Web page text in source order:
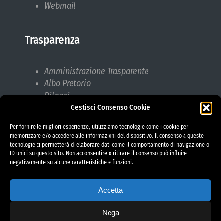
Gestisci Consenso Cookie
Per fornire le migliori esperienze, utilizziamo tecnologie come i cookie per
memorizzare e/o accedere alle informazioni del dispositivo. Il consenso a queste
tecnologie ci permetterà di elaborare dati come il comportamento di navigazione o
ID unici su questo sito. Non acconsentire o ritirare il consenso può influire
negativamente su alcune caratteristiche e funzioni.
Accetta
Nega
Webmail
Trasparenza
Amministrazione Trasparente
Albo Pretorio
Bilanci
Bandi di gara
Responsabile protezione dati (RPD)